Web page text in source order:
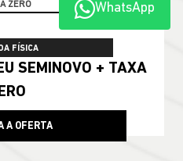
FÍSICA
A OFERTA
WhatsApp